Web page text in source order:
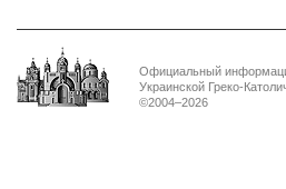
Официальный
Украинской Греко-
©2004–2026